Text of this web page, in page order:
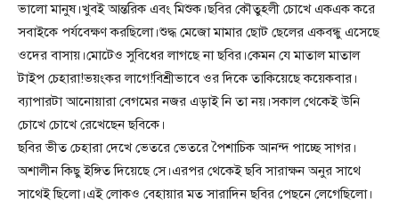
ভালো মানুষ।খুবই আন্তরিক এবং মিশুক।ছবির কৌতুহলী চোখে একএক করে
সবাইকে পর্যবেক্ষণ করছিলো।শুদ্ধ মেজো মামার ছোট ছেলের একবন্ধু এসেছে
ওদের বাসায়।মোটেও সুবিধের লাগছে না ছবির।কেমন যে মাতাল মাতাল
টাইপ চেহারা!ভয়ংকর লাগে!বিশ্রীভাবে ওর দিকে তাকিয়েছে কয়েকবার।
ব্যাপারটা আনোয়ারা বেগমের নজর এড়াই নি তা নয়।সকাল থেকেই উনি
চোখে চোখে রেখেছেন ছবিকে।
ছবির ভীত চেহারা দেখে ভেতরে ভেতরে পৈশাচিক আনন্দ পাচ্ছে সাগর।
অশালীন কিছু ইঙ্গিত দিয়েছে সে।এরপর থেকেই ছবি সারাক্ষন অনুর সাথে
সাথেই ছিলো।এই লোকও বেহায়ার মত সারাদিন ছবির পেছনে লেগেছিলো।